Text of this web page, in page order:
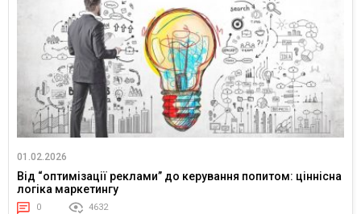
01.02.2026
Від “оптимізації реклами” до керування попитом: ціннісна
логіка маркетингу
0 4632